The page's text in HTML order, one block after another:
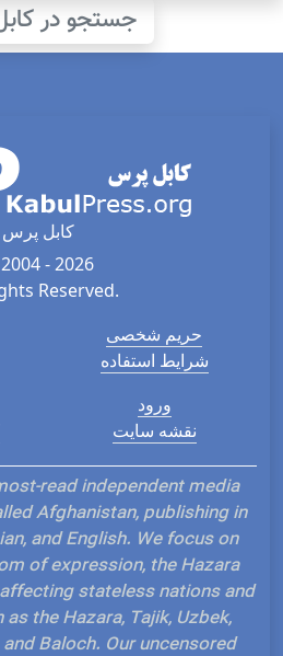
جستجو در
کابل پرس
- 2026
Reserved.
حریم شخصی
شرایط استفاده
ورود
نقشه سایت
read independent media
Afghanistan, publishing in
and English. We focus on
of expression, the Hazara
stateless nations and
the Hazara, Tajik, Uzbek,
Baloch. Our uncensored